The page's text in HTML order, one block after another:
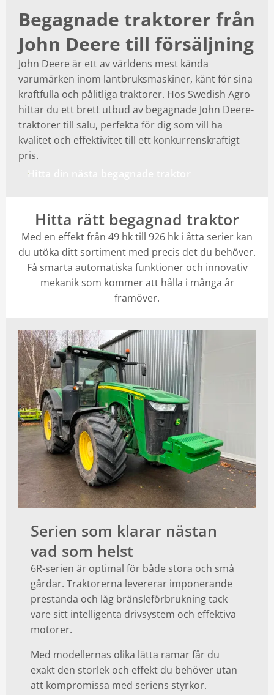
Begagnade traktorer från
John Deere till försäljning
John Deere är ett av världens mest kända
varumärken inom lantbruksmaskiner, känt för sina
kraftfulla och pålitliga traktorer. Hos Swedish Agro
hittar du ett brett utbud av begagnade John Deere-
traktorer till salu, perfekta för dig som vill ha
kvalitet och effektivitet till ett konkurrenskraftigt
pris.
Hitta din nästa begagnade traktor
Hitta rätt begagnad traktor
Med en effekt från 49 hk till 926 hk i åtta serier kan
du utöka ditt sortiment med precis det du behöver.
Få smarta automatiska funktioner och innovativ
mekanik som kommer att hålla i många år
framöver.
Serien som klarar nästan
vad som helst
6R-serien är optimal för både stora och små
gårdar. Traktorerna levererar imponerande
prestanda och låg bränsleförbrukning tack
vare sitt intelligenta drivsystem och effektiva
motorer.
Med modellernas olika lätta ramar får du
exakt den storlek och effekt du behöver utan
att kompromissa med seriens styrkor.
Kontakt
Mina sidor